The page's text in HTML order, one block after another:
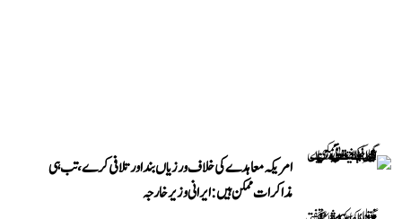
امریکہ معاہدے کی خلاف ورزیاں بند اور تلافی کرے، تب ہی
مذاکرات ممکن ہیں: ایرانی وزیر خارجہ